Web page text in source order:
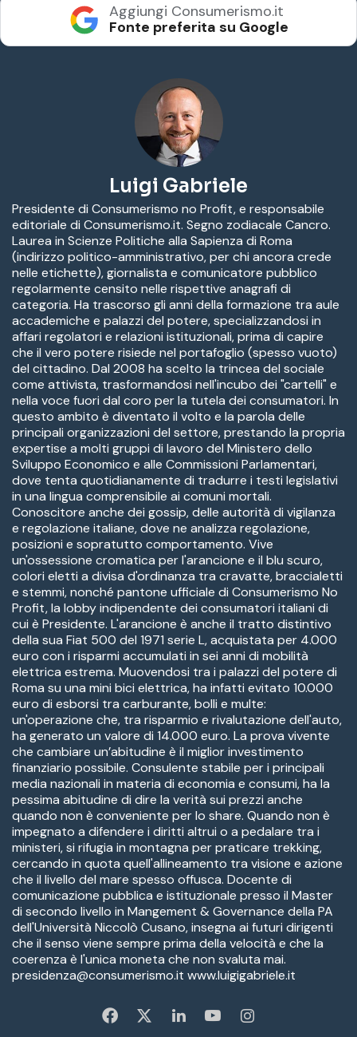
Aggiungi Consumerismo.it
Fonte preferita su Google
Luigi Gabriele
Presidente di Consumerismo no Profit, e responsabile
editoriale di Consumerismo.it. Segno zodiacale Cancro.
Laurea in Scienze Politiche alla Sapienza di Roma
(indirizzo politico-amministrativo, per chi ancora crede
nelle etichette), giornalista e comunicatore pubblico
regolarmente censito nelle rispettive anagrafi di
categoria. Ha trascorso gli anni della formazione tra aule
accademiche e palazzi del potere, specializzandosi in
affari regolatori e relazioni istituzionali, prima di capire
che il vero potere risiede nel portafoglio (spesso vuoto)
del cittadino. Dal 2008 ha scelto la trincea del sociale
come attivista, trasformandosi nell'incubo dei "cartelli" e
nella voce fuori dal coro per la tutela dei consumatori. In
questo ambito è diventato il volto e la parola delle
principali organizzazioni del settore, prestando la propria
expertise a molti gruppi di lavoro del Ministero dello
Sviluppo Economico e alle Commissioni Parlamentari,
dove tenta quotidianamente di tradurre i testi legislativi
in una lingua comprensibile ai comuni mortali.
Conoscitore anche dei gossip, delle autorità di vigilanza
e regolazione italiane, dove ne analizza regolazione,
posizioni e sopratutto comportamento. Vive
un'ossessione cromatica per l'arancione e il blu scuro,
colori eletti a divisa d'ordinanza tra cravatte, braccialetti
e stemmi, nonché pantone ufficiale di Consumerismo No
Profit, la lobby indipendente dei consumatori italiani di
cui è Presidente. L'arancione è anche il tratto distintivo
della sua Fiat 500 del 1971 serie L, acquistata per 4.000
euro con i risparmi accumulati in sei anni di mobilità
elettrica estrema. Muovendosi tra i palazzi del potere di
Roma su una mini bici elettrica, ha infatti evitato 10.000
euro di esborsi tra carburante, bolli e multe:
un'operazione che, tra risparmio e rivalutazione dell'auto,
ha generato un valore di 14.000 euro. La prova vivente
che cambiare un’abitudine è il miglior investimento
finanziario possibile. Consulente stabile per i principali
media nazionali in materia di economia e consumi, ha la
pessima abitudine di dire la verità sui prezzi anche
quando non è conveniente per lo share. Quando non è
impegnato a difendere i diritti altrui o a pedalare tra i
ministeri, si rifugia in montagna per praticare trekking,
cercando in quota quell'allineamento tra visione e azione
che il livello del mare spesso offusca. Docente di
comunicazione pubblica e istituzionale presso il Master
di secondo livello in Mangement & Governance della PA
dell'Università Niccolò Cusano, insegna ai futuri dirigenti
che il senso viene sempre prima della velocità e che la
coerenza è l'unica moneta che non svaluta mai.
presidenza@consumerismo.it www.luigigabriele.it